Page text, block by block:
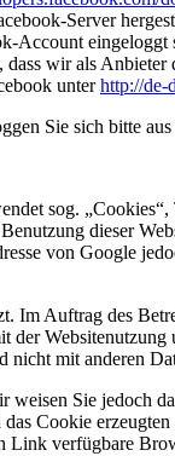
Server
Account
wir als
unterhttp://de-
Sie sich bitte
sog.
dieser
von Google
Auftrag des
mit anderen
Sie jedoch
Cookie
Link verfügbare